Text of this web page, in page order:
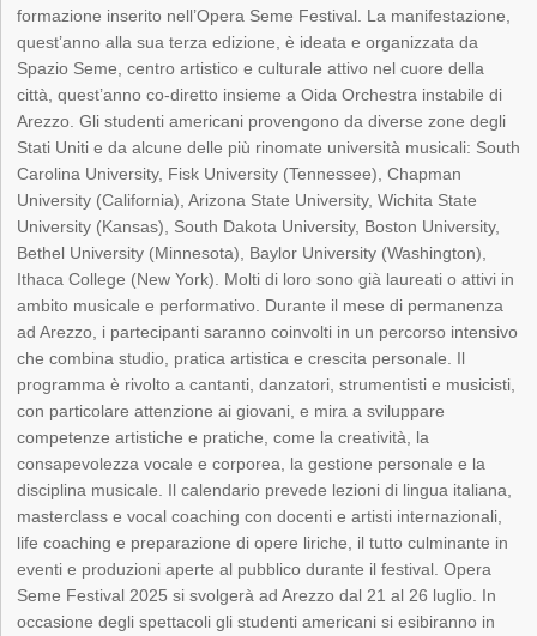
formazione inserito nell’Opera Seme Festival. La manifestazione,
quest’anno alla sua terza edizione, è ideata e organizzata da
Spazio Seme, centro artistico e culturale attivo nel cuore della
città, quest’anno co-diretto insieme a Oida Orchestra instabile di
Arezzo. Gli studenti americani provengono da diverse zone degli
Stati Uniti e da alcune delle più rinomate università musicali: South
Carolina University, Fisk University (Tennessee), Chapman
University (California), Arizona State University, Wichita State
University (Kansas), South Dakota University, Boston University,
Bethel University (Minnesota), Baylor University (Washington),
Ithaca College (New York). Molti di loro sono già laureati o attivi in
ambito musicale e performativo. Durante il mese di permanenza
ad Arezzo, i partecipanti saranno coinvolti in un percorso intensivo
che combina studio, pratica artistica e crescita personale. Il
programma è rivolto a cantanti, danzatori, strumentisti e musicisti,
con particolare attenzione ai giovani, e mira a sviluppare
competenze artistiche e pratiche, come la creatività, la
consapevolezza vocale e corporea, la gestione personale e la
disciplina musicale. Il calendario prevede lezioni di lingua italiana,
masterclass e vocal coaching con docenti e artisti internazionali,
life coaching e preparazione di opere liriche, il tutto culminante in
eventi e produzioni aperte al pubblico durante il festival. Opera
Seme Festival 2025 si svolgerà ad Arezzo dal 21 al 26 luglio. In
occasione degli spettacoli gli studenti americani si esibiranno in